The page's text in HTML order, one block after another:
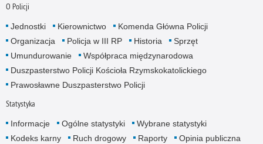
O Policji
Jednostki Kierownictwo
Komenda Główna Policji
Organizacja
Policja w III RP Historia
Sprzęt
Umundurowanie
Współpraca międzynarodowa
Duszpasterstwo Policji Kościoła Rzymskokatolickiego
Prawosławne Duszpasterstwo Policji
Statystyka
Informacje Ogólne statystyki
Wybrane statystyki
Kodeks karny
Ruch drogowy Raporty Opinia publiczna